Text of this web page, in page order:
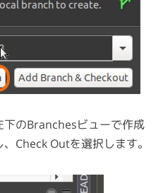
下のBranchesビューで作成
Check Outを選択します。